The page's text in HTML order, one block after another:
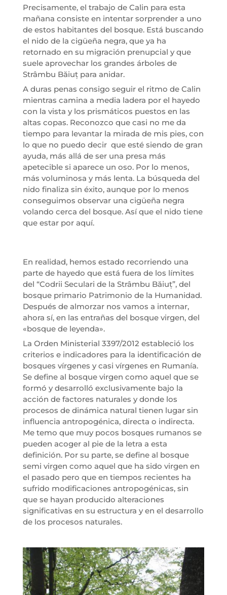
Precisamente, el trabajo de Calin para esta
mañana consiste en intentar sorprender a uno
de estos habitantes del bosque. Está buscando
el nido de la cigüeña negra, que ya ha
retornado en su migración prenupcial y que
suele aprovechar los grandes árboles de
Strâmbu Băiuț para anidar.
A duras penas consigo seguir el ritmo de Calin
mientras camina a media ladera por el hayedo
con la vista y los prismáticos puestos en las
altas copas. Reconozco que casi no me da
tiempo para levantar la mirada de mis pies, con
lo que no puedo decir que esté siendo de gran
ayuda, más allá de ser una presa más
apetecible si aparece un oso. Por lo menos,
más voluminosa y más lenta. La búsqueda del
nido finaliza sin éxito, aunque por lo menos
conseguimos observar una cigüeña negra
volando cerca del bosque. Así que el nido tiene
que estar por aquí.
En realidad, hemos estado recorriendo una
parte de hayedo que está fuera de los límites
del “Codrii Seculari de la Strâmbu Băiuț”, del
bosque primario Patrimonio de la Humanidad.
Después de almorzar nos vamos a internar,
ahora sí, en las entrañas del bosque virgen, del
«bosque de leyenda».
La Orden Ministerial 3397/2012 estableció los
criterios e indicadores para la identificación de
bosques vírgenes y casi vírgenes en Rumanía.
Se define al bosque virgen como aquel que se
formó y desarrolló exclusivamente bajo la
acción de factores naturales y donde los
procesos de dinámica natural tienen lugar sin
influencia antropogénica, directa o indirecta.
Me temo que muy pocos bosques rumanos se
pueden acoger al pie de la letra a esta
definición. Por su parte, se define al bosque
semi virgen como aquel que ha sido virgen en
el pasado pero que en tiempos recientes ha
sufrido modificaciones antropogénicas, sin
que se hayan producido alteraciones
significativas en su estructura y en el desarrollo
de los procesos naturales.